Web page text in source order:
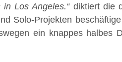
Los Angeles.“diktiert die
Solo-Projekten
ein knappes halbes